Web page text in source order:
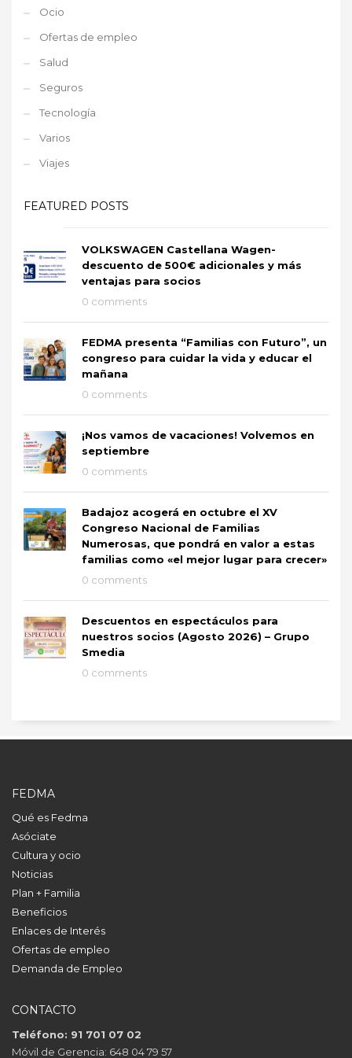
Ocio
Ofertas de empleo
Salud
Seguros
Tecnología
Varios
Viajes
FEATURED POSTS
VOLKSWAGEN Castellana Wagen-
descuento de 500€ adicionales y más
ventajas para socios
0 comments
FEDMA presenta “Familias con Futuro”, un
congreso para cuidar la vida y educar el
mañana
0 comments
¡Nos vamos de vacaciones! Volvemos en
septiembre
0 comments
Badajoz acogerá en octubre el XV
Congreso Nacional de Familias
Numerosas, que pondrá en valor a estas
familias como «el mejor lugar para crecer»
0 comments
Descuentos en espectáculos para
nuestros socios (Agosto 2026) – Grupo
Smedia
0 comments
FEDMA
Qué es Fedma
Asóciate
Cultura y ocio
Noticias
Plan + Familia
Beneficios
Enlaces de Interés
Ofertas de empleo
Demanda de Empleo
CONTACTO
Teléfono: 91 701 07 02
Móvil de Gerencia: 648 04 79 57